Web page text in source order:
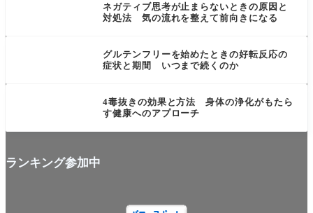
ネガティブ思考が止まらないときの原因と
対処法 気の流れを整えて前向きになる
グルテンフリーを始めたときの好転反応の
症状と期間 いつまで続くのか
4毒抜きの効果と方法 身体の浄化がもたら
す健康へのアプローチ
ランキング参加中